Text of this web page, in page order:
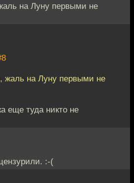
на Луну первыми не
жаль на Луну первыми не
еще туда никто не
:-(